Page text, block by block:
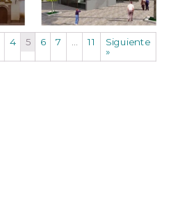
4 5 6 7 … 11 Siguiente
»